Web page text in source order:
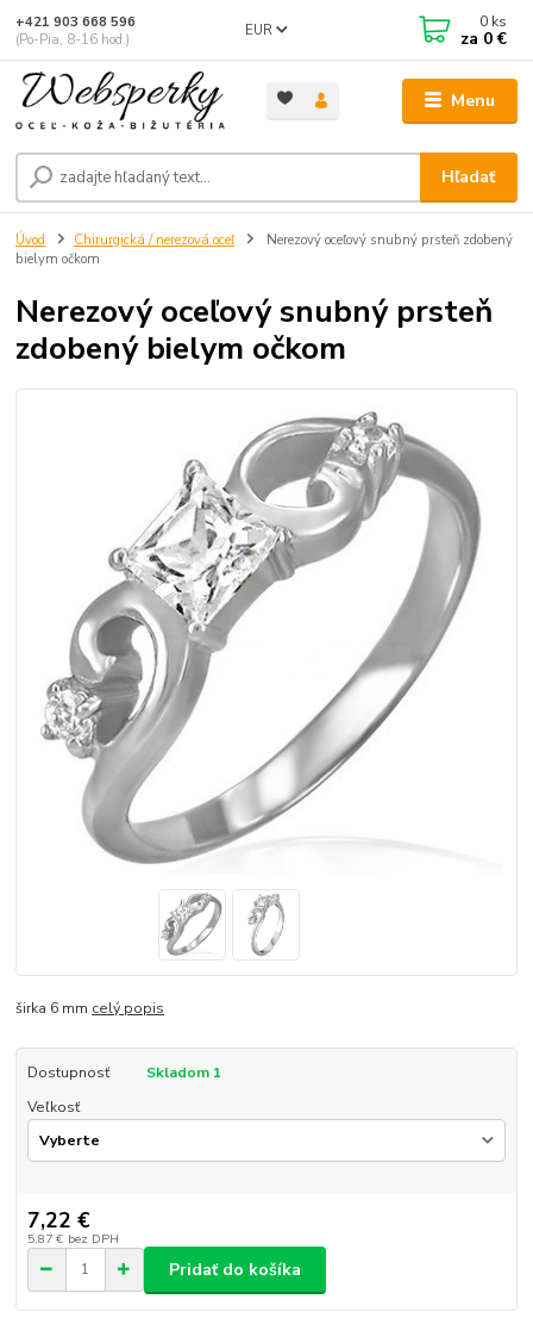
Menu
EUR
Hľadať
+421 903 668 596
(Po-Pia, 8-16 hod.)
0 ks
za 0 €
Úvod Chirurgická / nerezová oceľ
Nerezový oceľový snubný prsteň zdobený
bielym očkom
Nerezový oceľový snubný prsteň
zdobený bielym očkom
širka 6 mm celý popis
Dostupnosť
Skladom 1
Veľkosť
7,22 €
5,87 € bez DPH
Pridať do košíka